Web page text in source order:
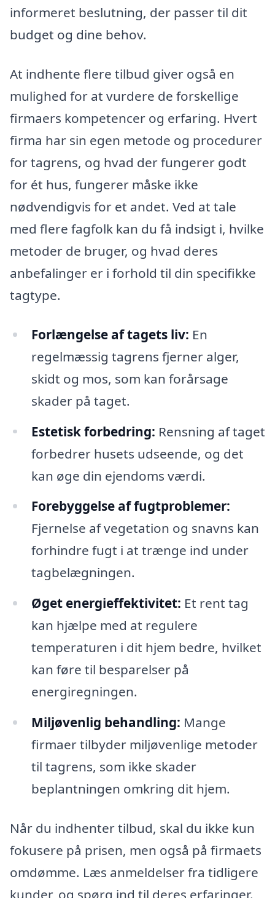
informeret beslutning, der passer til dit
budget og dine behov.
At indhente flere tilbud giver også en
mulighed for at vurdere de forskellige
firmaers kompetencer og erfaring. Hvert
firma har sin egen metode og procedurer
for tagrens, og hvad der fungerer godt
for ét hus, fungerer måske ikke
nødvendigvis for et andet. Ved at tale
med flere fagfolk kan du få indsigt i, hvilke
metoder de bruger, og hvad deres
anbefalinger er i forhold til din specifikke
tagtype.
Forlængelse af tagets liv: En
regelmæssig tagrens fjerner alger,
skidt og mos, som kan forårsage
skader på taget.
Estetisk forbedring: Rensning af taget
forbedrer husets udseende, og det
kan øge din ejendoms værdi.
Forebyggelse af fugtproblemer:
Fjernelse af vegetation og snavns kan
forhindre fugt i at trænge ind under
tagbelægningen.
Øget energieffektivitet: Et rent tag
kan hjælpe med at regulere
temperaturen i dit hjem bedre, hvilket
kan føre til besparelser på
energiregningen.
Miljøvenlig behandling: Mange
firmaer tilbyder miljøvenlige metoder
til tagrens, som ikke skader
beplantningen omkring dit hjem.
Når du indhenter tilbud, skal du ikke kun
fokusere på prisen, men også på firmaets
omdømme. Læs anmeldelser fra tidligere
kunder, og spørg ind til deres erfaringer.